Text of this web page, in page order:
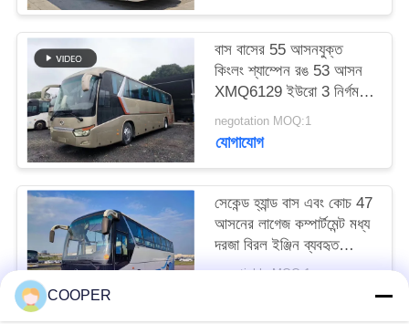
বাস বাসের 55 আসনযুক্ত
কিংলং শ্যাম্পেন রঙ 53 আসন
XMQ6129 ইউরো 3 নির্গমন
এলএইচডি&আরএইচডি
negotation MOQ:1
যোগাযোগ
সেকেন্ড হ্যান্ড বাস এবং কোচ 47
আসনের লাগেজ কম্পার্টমেন্ট মধ্য
দরজা বিরল ইঞ্জিন ব্যবহৃত
গোল্ডেন ড্রাগন বাস XML6113
negotiable MOQ:1
COOPER